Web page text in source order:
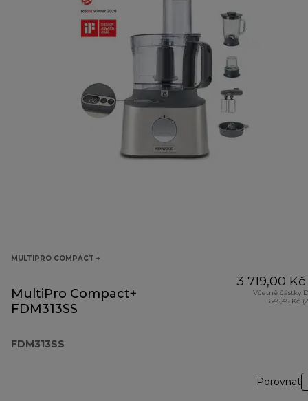
MULTIPRO COMPACT +
MultiPro Compact+
FDM313SS
FDM313SS
3 719,00 Kč
Včetně částky
645,45 Kč
Porovnat